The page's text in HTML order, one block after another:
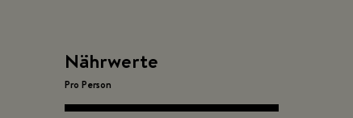
Nährwerte
Pro Person